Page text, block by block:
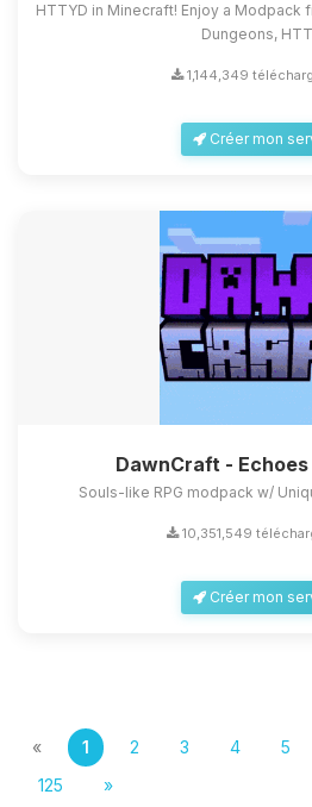
HTTYD in Minecraft! Enjoy a Modpack
Dungeons,
1,144,349
Créer mon
DawnCraft -
Souls-like RPG modpack w/
10,351,549
Créer mon
« 1 2 3 4 5
125
»